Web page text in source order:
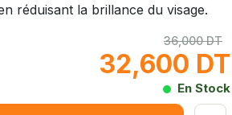
réduisant la brillance du visage.
36,000 DT
32,600 DT
En Stock